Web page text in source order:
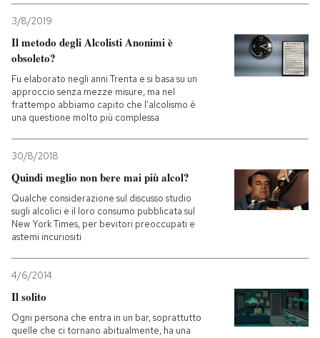
3/8/2019
Il metodo degli Alcolisti Anonimi è
obsoleto?
Fu elaborato negli anni Trenta e si basa su un
approccio senza mezze misure, ma nel
frattempo abbiamo capito che l'alcolismo è
una questione molto più complessa
30/8/2018
Quindi meglio non bere mai più alcol?
Qualche considerazione sul discusso studio
sugli alcolici e il loro consumo pubblicata sul
New York Times, per bevitori preoccupati e
astemi incuriositi
4/6/2014
Il solito
Ogni persona che entra in un bar, soprattutto
quelle che ci tornano abitualmente, ha una